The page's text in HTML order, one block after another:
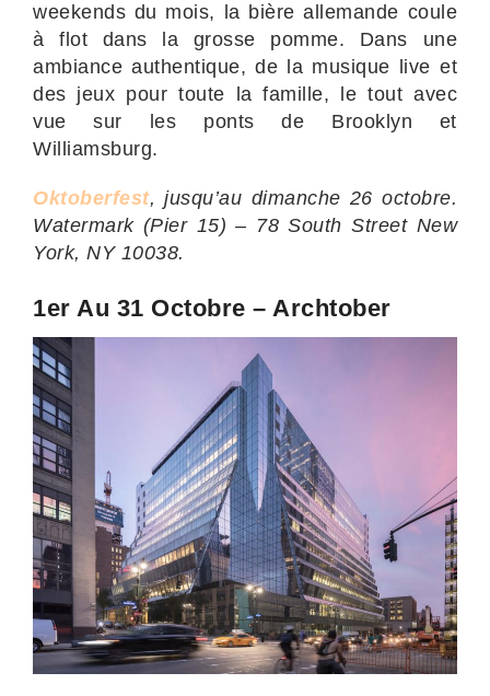
weekends du mois, la bière allemande coule
à flot dans la grosse pomme. Dans une
ambiance authentique, de la musique live et
des jeux pour toute la famille, le tout avec
vue sur les ponts de Brooklyn et
Williamsburg.
Oktoberfest, jusqu’au dimanche 26 octobre.
Watermark (Pier 15) – 78 South Street New
York, NY 10038.
1er Au 31 Octobre – Archtober